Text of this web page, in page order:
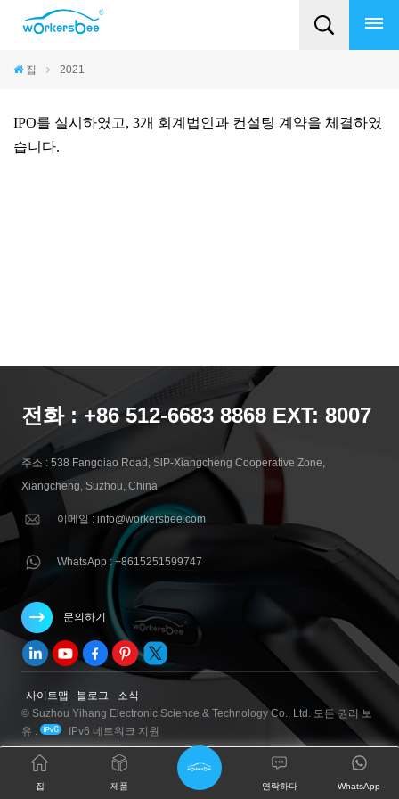
집 2021
IPO를 실시하였고, 3개 회계법인과 컨설팅 계약을 체결하였
습니다.
전화 : +86 512-6683 8868 EXT: 8007
주소 : 538 Fangqiao Road, SlP-Xiangcheng Cooperative Zone,
Xiangcheng, Suzhou, China
이메일 : info@workersbee.com
WhatsApp : +8615251599747
문의하기
사이트맵 블로그
소식
© Suzhou Yihang Electronic Science & Technology Co., Ltd. 모든 권리 보
유 .
IPv6 네트워크 지원
집 제품 WhatsApp
연락하다